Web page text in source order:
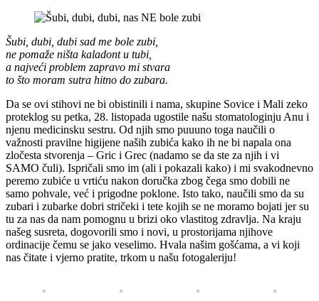
Šubi, dubi, dubi sad me bole zubi,
ne pomaže ništa kaladont u tubi,
a najveći problem zapravo mi stvara
to što moram sutra hitno do zubara.
Da se ovi stihovi ne bi obistinili i nama, skupine Sovice i Mali zeko
proteklog su petka, 28. listopada ugostile našu stomatologinju Anu i
njenu medicinsku sestru. Od njih smo puuuno toga naučili o
važnosti pravilne higijene naših zubića kako ih ne bi napala ona
zločesta stvorenja – Gric i Grec (nadamo se da ste za njih i vi
SAMO čuli). Ispričali smo im (ali i pokazali kako) i mi svakodnevno
peremo zubiće u vrtiću nakon doručka zbog čega smo dobili ne
samo pohvale, već i prigodne poklone. Isto tako, naučili smo da su
zubari i zubarke dobri stričeki i tete kojih se ne moramo bojati jer su
tu za nas da nam pomognu u brizi oko vlastitog zdravlja. Na kraju
našeg susreta, dogovorili smo i novi, u prostorijama njihove
ordinacije čemu se jako veselimo. Hvala našim gošćama, a vi koji
nas čitate i vjerno pratite, trkom u našu fotogaleriju!